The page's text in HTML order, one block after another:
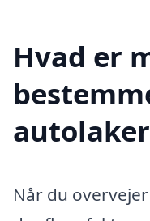
Hvad er
Når du